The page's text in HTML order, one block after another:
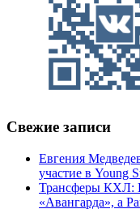
Свежие записи
Евгения
участие в Young
Трансферы КХЛ:
«Авангарда», а